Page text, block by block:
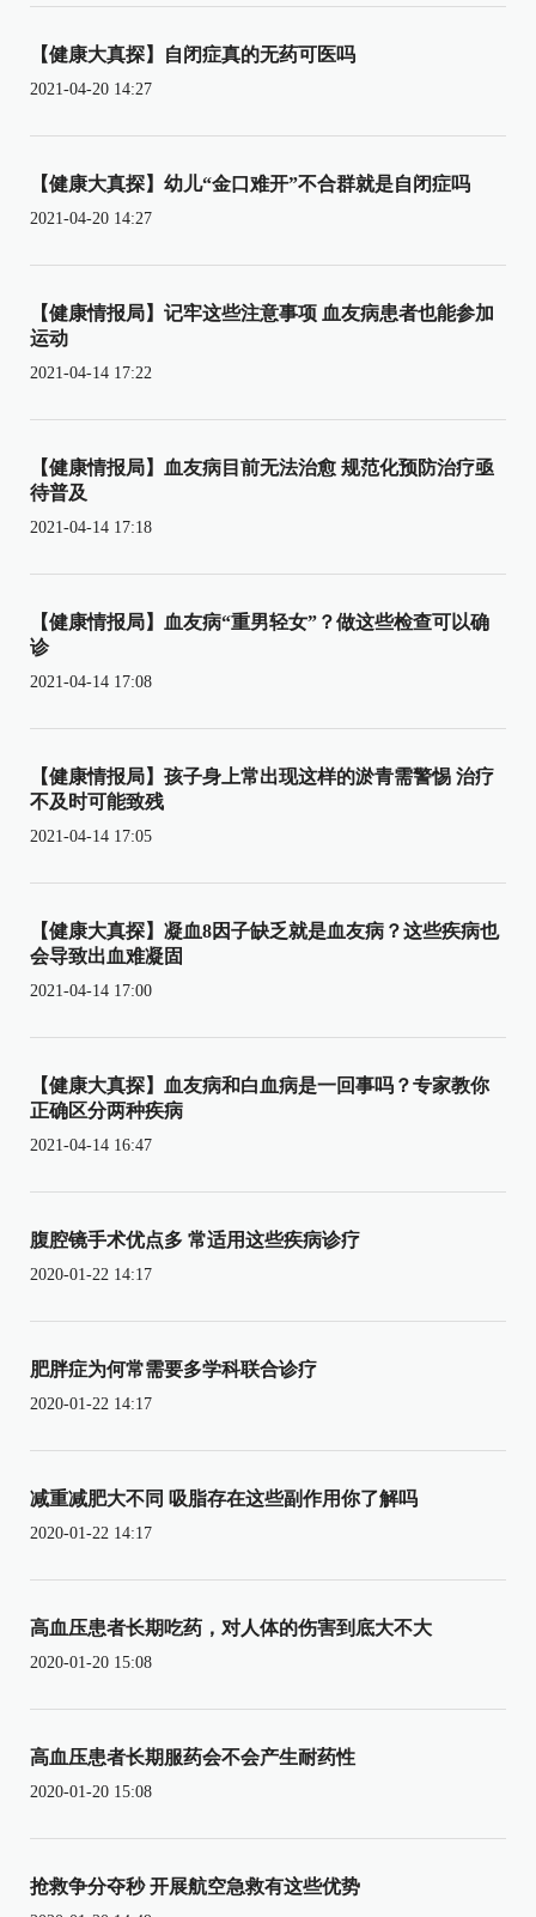
【健康大真探】自闭症真的无药可医吗
2021-04-20 14:27
【健康大真探】幼儿“金口难开”不合群就是自闭症吗
2021-04-20 14:27
【健康情报局】记牢这些注意事项 血友病患者也能参加
运动
2021-04-14 17:22
【健康情报局】血友病目前无法治愈 规范化预防治疗亟
待普及
2021-04-14 17:18
【健康情报局】血友病“重男轻女”？做这些检查可以确
诊
2021-04-14 17:08
【健康情报局】孩子身上常出现这样的淤青需警惕 治疗
不及时可能致残
2021-04-14 17:05
【健康大真探】凝血8因子缺乏就是血友病？这些疾病也
会导致出血难凝固
2021-04-14 17:00
【健康大真探】血友病和白血病是一回事吗？专家教你
正确区分两种疾病
2021-04-14 16:47
腹腔镜手术优点多 常适用这些疾病诊疗
2020-01-22 14:17
肥胖症为何常需要多学科联合诊疗
2020-01-22 14:17
减重减肥大不同 吸脂存在这些副作用你了解吗
2020-01-22 14:17
高血压患者长期吃药，对人体的伤害到底大不大
2020-01-20 15:08
高血压患者长期服药会不会产生耐药性
2020-01-20 15:08
抢救争分夺秒 开展航空急救有这些优势